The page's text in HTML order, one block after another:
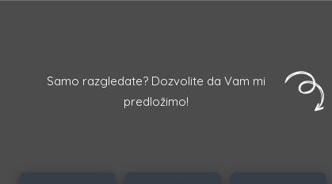
Samo razgledate? Dozvolite da Vam mi
predložimo!